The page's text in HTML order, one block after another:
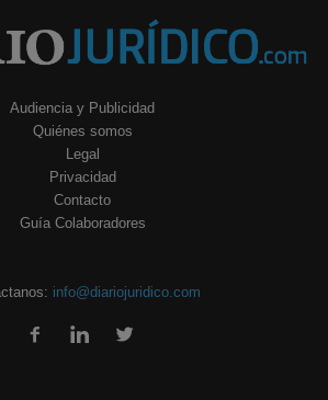
Audiencia y Publicidad
Quiénes somos
Legal
Privacidad
Contacto
Guía Colaboradores
info@diariojuridico.com